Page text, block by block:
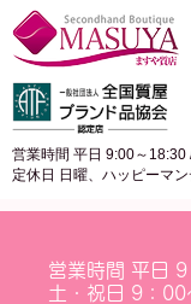
営業時間 平日 9:00～
定休日 日曜、ハッピーマ
営業時間 平日
土・祝日 9：